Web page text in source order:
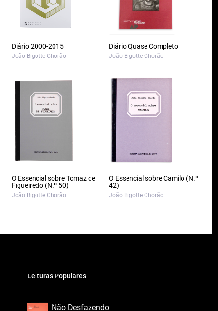
Diário 2000-2015
João Bigotte Chorão
Diário Quase Completo
João Bigotte Chorão
O Essencial sobre Tomaz de
Figueiredo (N.º 50)
João Bigotte Chorão
O Essencial sobre Camilo (N.º
42)
João Bigotte Chorão
Leituras Populares
Não Desfazendo